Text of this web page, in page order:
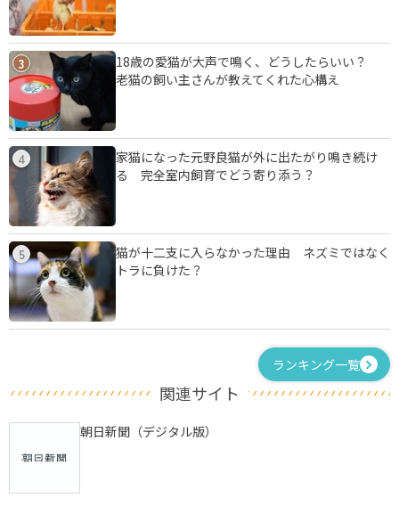
3
18歳の愛猫が大声で鳴く、どうしたらいい？
老猫の飼い主さんが教えてくれた心構え
4
家猫になった元野良猫が外に出たがり鳴き続け
る 完全室内飼育でどう寄り添う？
5
猫が十二支に入らなかった理由 ネズミではなく
トラに負けた？
ランキング一覧
関連サイト
朝日新聞（デジタル版）